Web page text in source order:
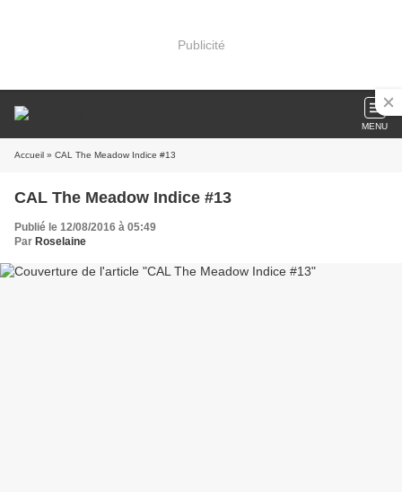
Publicité
MENU
Accueil » CAL The Meadow Indice #13
CAL The Meadow Indice #13
Publié le 12/08/2016 à 05:49
Par Roselaine